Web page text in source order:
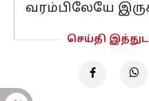
வரம்பிலேயே
செய்தி